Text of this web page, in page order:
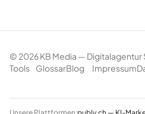
© 2026KB Media — Digitalagentur
Tools
GlossarBlog Impressum